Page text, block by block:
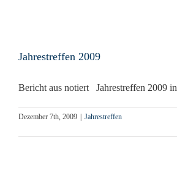
Jahrestreffen 2009
Bericht aus notiert Jahrestreffen 2009
Dezember 7th, 2009
Jahrestreffen